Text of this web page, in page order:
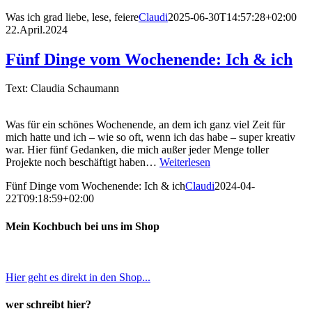
Was ich grad liebe, lese, feiereClaudi2025-06-30T14:57:28+02:00
22.April.2024
Fünf Dinge vom Wochenende: Ich & ich
Text: Claudia Schaumann
Was für ein schönes Wochenende, an dem ich ganz viel Zeit für
mich hatte und ich – wie so oft, wenn ich das habe – super kreativ
war. Hier fünf Gedanken, die mich außer jeder Menge toller
Projekte noch beschäftigt haben… Weiterlesen
Fünf Dinge vom Wochenende: Ich & ichClaudi2024-04-
22T09:18:59+02:00
Mein Kochbuch bei uns im Shop
Hier geht es direkt in den Shop...
wer schreibt hier?